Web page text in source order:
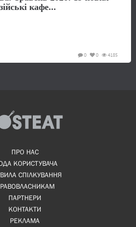
кафе...
4185
0
0
ПРО НАС
КОРИСТУВАЧА
СПІЛКУВАННЯ
ПАРТНЕРИ
КОНТАКТИ
РЕКЛАМА